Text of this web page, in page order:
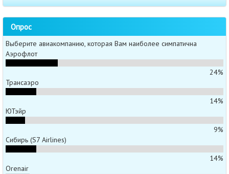
Опрос
Выберите авиакомпанию, которая Вам наиболее симпатична
Аэрофлот
24%
Трансаэро
14%
ЮТэйр
9%
Сибирь (S7 Airlines)
14%
Orenair